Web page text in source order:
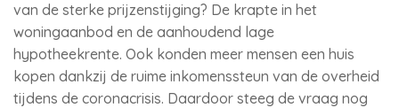
van de sterke prijzenstijging? De krapte in het
woningaanbod en de aanhoudend lage
hypotheekrente. Ook konden meer mensen een huis
kopen dankzij de ruime inkomenssteun van de overheid
tijdens de coronacrisis. Daardoor steeg de vraag nog